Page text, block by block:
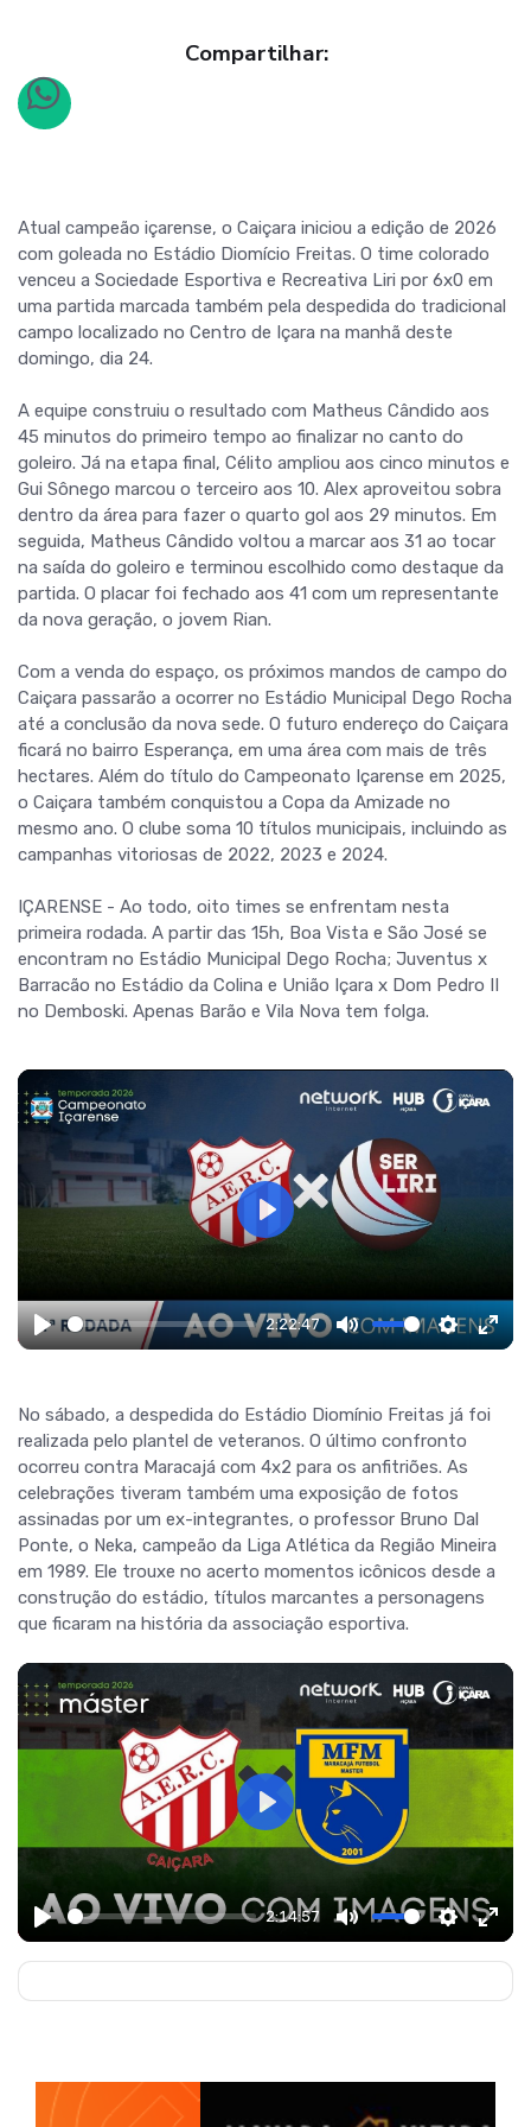
Compartilhar:
Atual campeão içarense, o Caiçara iniciou a edição de 2026
com goleada no Estádio Diomício Freitas. O time colorado
venceu a Sociedade Esportiva e Recreativa Liri por 6x0 em
uma partida marcada também pela despedida do tradicional
campo localizado no Centro de Içara na manhã deste
domingo, dia 24.
A equipe construiu o resultado com Matheus Cândido aos
45 minutos do primeiro tempo ao finalizar no canto do
goleiro. Já na etapa final, Célito ampliou aos cinco minutos e
Gui Sônego marcou o terceiro aos 10. Alex aproveitou sobra
dentro da área para fazer o quarto gol aos 29 minutos. Em
seguida, Matheus Cândido voltou a marcar aos 31 ao tocar
na saída do goleiro e terminou escolhido como destaque da
partida. O placar foi fechado aos 41 com um representante
da nova geração, o jovem Rian.
Com a venda do espaço, os próximos mandos de campo do
Caiçara passarão a ocorrer no Estádio Municipal Dego Rocha
até a conclusão da nova sede. O futuro endereço do Caiçara
ficará no bairro Esperança, em uma área com mais de três
hectares. Além do título do Campeonato Içarense em 2025,
o Caiçara também conquistou a Copa da Amizade no
mesmo ano. O clube soma 10 títulos municipais, incluindo as
campanhas vitoriosas de 2022, 2023 e 2024.
IÇARENSE - Ao todo, oito times se enfrentam nesta
primeira rodada. A partir das 15h, Boa Vista e São José se
encontram no Estádio Municipal Dego Rocha; Juventus x
Barracão no Estádio da Colina e União Içara x Dom Pedro II
no Demboski. Apenas Barão e Vila Nova tem folga.
Play
2:22:47
Mute Settings
Play
No sábado, a despedida do Estádio Diomínio Freitas já foi
realizada pelo plantel de veteranos. O último confronto
ocorreu contra Maracajá com 4x2 para os anfitriões. As
celebrações tiveram também uma exposição de fotos
assinadas por um ex-integrantes, o professor Bruno Dal
Ponte, o Neka, campeão da Liga Atlética da Região Mineira
em 1989. Ele trouxe no acerto momentos icônicos desde a
construção do estádio, títulos marcantes a personagens
que ficaram na história da associação esportiva.
Play
2:14:57
Mute Settings
Play